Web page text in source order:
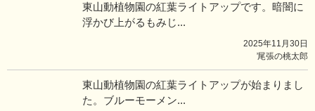
東山動植物園の紅葉ライトアップです。暗闇に
浮かび上がるもみじ...
2025年11月30日
̓尾張の桃太郎
東山動植物園の紅葉ライトアップが始まりまし
た。ブルーモーメン...